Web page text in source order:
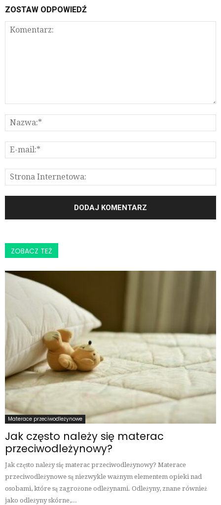
ZOSTAW ODPOWIEDŹ
ZOBACZ TEŻ
Materace przeciwodleżynowe
Jak często należy się materac
przeciwodleżynowy?
Jak często należy się materac przeciwodleżynowy? Materace
przeciwodleżynowe są niezwykle ważnym elementem opieki nad
osobami, które są zagrożone odleżynami. Odleżyny, znane również
jako odleżyny skórne,...